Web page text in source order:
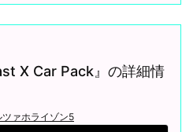
X Car Pack』の詳細情
ツァホライゾン5